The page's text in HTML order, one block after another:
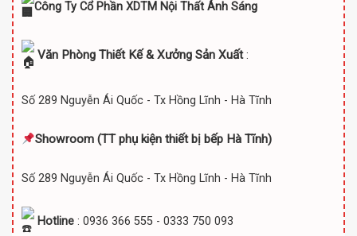
Công Ty Cổ Phần XDTM Nội Thất Ánh Sáng
Văn Phòng Thiết Kế & Xưởng Sản Xuất:
Số 289 Nguyễn Ái Quốc - Tx Hồng Lĩnh - Hà Tĩnh
Showroom (TTphụ kiện thiết bị bếp Hà Tĩnh)
Số 289 Nguyễn Ái Quốc - Tx Hồng Lĩnh - Hà Tĩnh
Hotline : 0936 366 555 - 0333 750 093